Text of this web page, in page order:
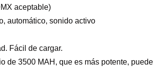
aceptable)
automático, sonido activo
Fácil de cargar.
de 3500 MAH, que es más potente,